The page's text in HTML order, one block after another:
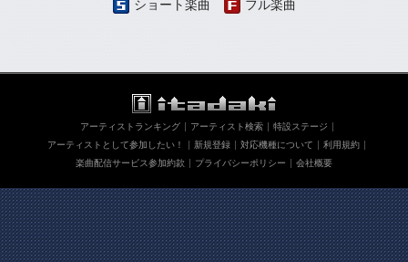
ショート楽曲 フル楽曲
アーティストランキング アーティスト検索
特設ステージ
アーティストとして参加したい！
新規登録 対応機種について
利用規約
楽曲配信サービス参加約款
プライバシーポリシー 会社概要